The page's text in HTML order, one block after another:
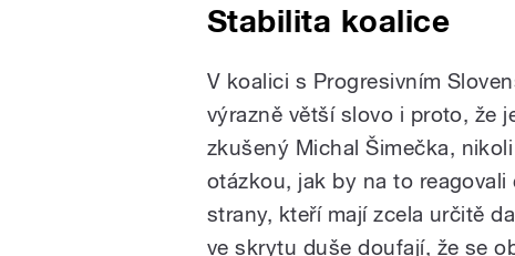
Stabilita koalice
V koalici s Progresivním
výrazně větší slovo i proto, že
zkušený Michal Šimečka,
otázkou, jak by na to
strany, kteří mají zcela určitě
ve skrytu duše doufají, že se